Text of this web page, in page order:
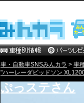
車・自動車SNSみんカラ > 車
"ハーレーダビッドソン
ぷっステさん